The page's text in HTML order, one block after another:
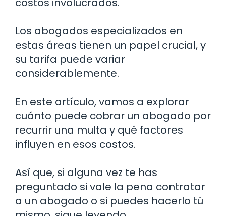
Los abogados especializados en
estas áreas tienen un papel crucial, y
su tarifa puede variar
considerablemente.
En este artículo, vamos a explorar
cuánto puede cobrar un abogado por
recurrir una multa y qué factores
influyen en esos costos.
Así que, si alguna vez te has
preguntado si vale la pena contratar
a un abogado o si puedes hacerlo tú